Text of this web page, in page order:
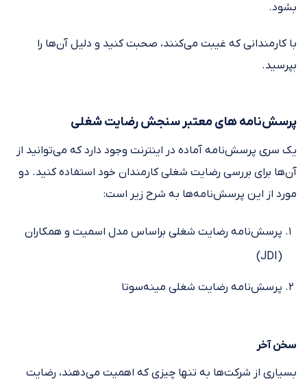
بشود.
با کارمندانی که غیبت می‌کنند، صحبت کنید و دلیل آن‌ها را
بپرسید.
پرسش‌نامه های معتبر سنجش رضایت شغلی
یک سری پرسش‌نامه آماده در اینترنت وجود دارد که می‌توانید از
آن‌ها برای بررسی رضایت شغلی کارمندان خود استفاده کنید. دو
مورد از این پرسش‌نامه‌ها به شرح زیر است:
پرسش‌نامه رضایت شغلی براساس مدل اسمیت و همکاران
(JDI)
پرسش‌نامه رضایت شغلی مینه‌سوتا
سخن آخر
بسیاری از شرکت‌ها به تنها چیزی که اهمیت می‌دهند، رضایت